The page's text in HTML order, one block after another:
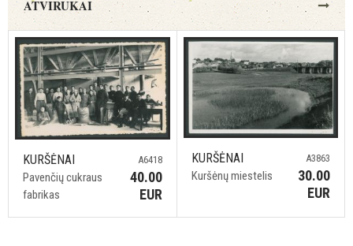
ATVIRUKAI
KURŠĖNAI
Pavenčių cukraus
fabrikas
A6418
40.00
EUR
KURŠĖNAI
Kuršėnų miestelis
A3863
30.00
EUR